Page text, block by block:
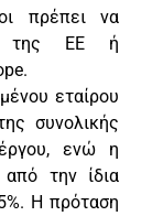
πρέπει να
της ΕΕ ή
εταίρου
συνολικής
ενώ η
την ίδια
Η πρόταση